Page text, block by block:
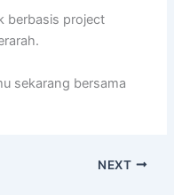
berbasis project
sekarang bersama
NEXT